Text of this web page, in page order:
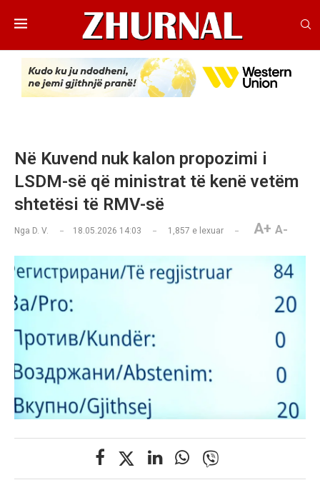
Në Kuvend nuk kalon propozimi i
LSDM-së që ministrat të kenë vetëm
shtetësi të RMV-së
Nga D. V. 18.05.2026 14:03 1,857 e lexuar A+ A-